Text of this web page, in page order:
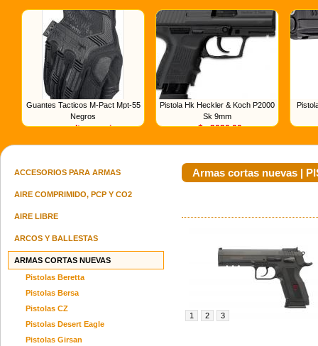
Guantes Tacticos M-Pact Mpt-55
Negros
consultar precio
Pistola Hk Heckler & Koch P2000
Sk 9mm
u$s 2020.00
Blackout
Springfield Armory 1911 Ds Prodigy
ACCESORIOS PARA ARMAS
AIRE COMPRIMIDO, PCP Y CO2
AIRE LIBRE
ARCOS Y BALLESTAS
ARMAS CORTAS NUEVAS
Pistolas Beretta
Pistolas Bersa
Pistolas CZ
Pistolas Desert Eagle
Pistolas Girsan
Armas cortas nuevas |
1 2 3